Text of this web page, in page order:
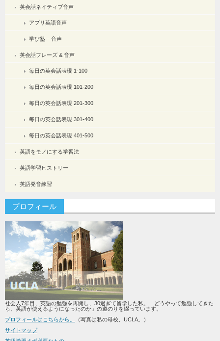
英会話ネイティブ音声
アプリ英語音声
学び塾 – 音声
英会話フレーズ & 音声
毎日の英会話表現 1-100
毎日の英会話表現 101-200
毎日の英会話表現 201-300
毎日の英会話表現 301-400
毎日の英会話表現 401-500
英語をモノにする学習法
英語学習ヒストリー
英語発音練習
プロフィール
社会人7年目、英語の勉強を再開し、30過ぎて留学した私。「どうやって勉強してきた
ら、英語が使えるようになったのか」の道のりを綴っています。
プロフィールはこちらから。
（写真は私の母校、UCLA。）
サイトマップ